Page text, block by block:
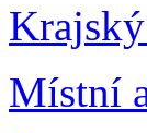
Místní